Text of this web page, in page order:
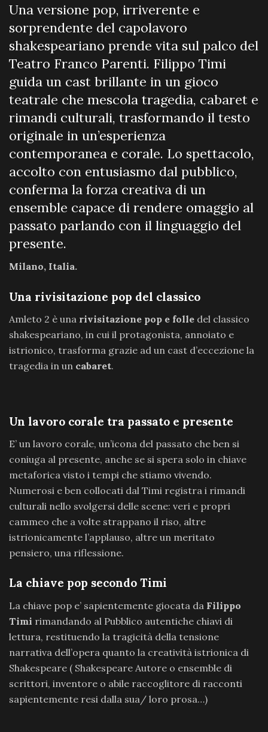
Una versione pop, irriverente e
sorprendente del capolavoro
shakespeariano prende vita sul palco del
Teatro Franco Parenti. Filippo Timi
guida un cast brillante in un gioco
teatrale che mescola tragedia, cabaret e
rimandi culturali, trasformando il testo
originale in un’esperienza
contemporanea e corale. Lo spettacolo,
accolto con entusiasmo dal pubblico,
conferma la forza creativa di un
ensemble capace di rendere omaggio al
passato parlando con il linguaggio del
presente.
Milano, Italia.
Una rivisitazione pop del classico
Amleto 2 è una rivisitazione pop e folle del classico
shakespeariano, in cui il protagonista, annoiato e
istrionico, trasforma grazie ad un cast d’eccezione la
tragedia in un cabaret.
Un lavoro corale tra passato e presente
E’ un lavoro corale, un’icona del passato che ben si
coniuga al presente, anche se si spera solo in chiave
metaforica visto i tempi che stiamo vivendo.
Numerosi e ben collocati dal Timi registra i rimandi
culturali nello svolgersi delle scene: veri e propri
cammeo che a volte strappano il riso, altre
istrionicamente l’applauso, altre un meritato
pensiero, una riflessione.
La chiave pop secondo Timi
La chiave pop e’ sapientemente giocata da Filippo
Timi rimandando al Pubblico autentiche chiavi di
lettura, restituendo la tragicità della tensione
narrativa dell’opera quanto la creatività istrionica di
Shakespeare ( Shakespeare Autore o ensemble di
scrittori, inventore o abile raccoglitore di racconti
sapientemente resi dalla sua/ loro prosa…)